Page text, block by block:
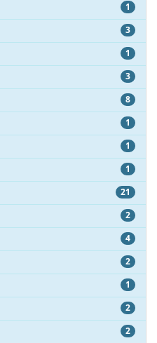
1
3
1
3
8
1
1
1
21
2
4
2
1
2
2